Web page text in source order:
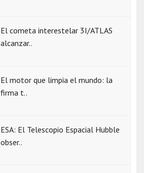
El cometa interestelar 3I/ATLAS
alcanzar..
El motor que limpia el mundo: la
firma t..
ESA: El Telescopio Espacial Hubble
obser..